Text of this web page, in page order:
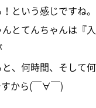
という感じですね。
とてんちゃんは『
、何時間、そして
すから(￣∀￣)